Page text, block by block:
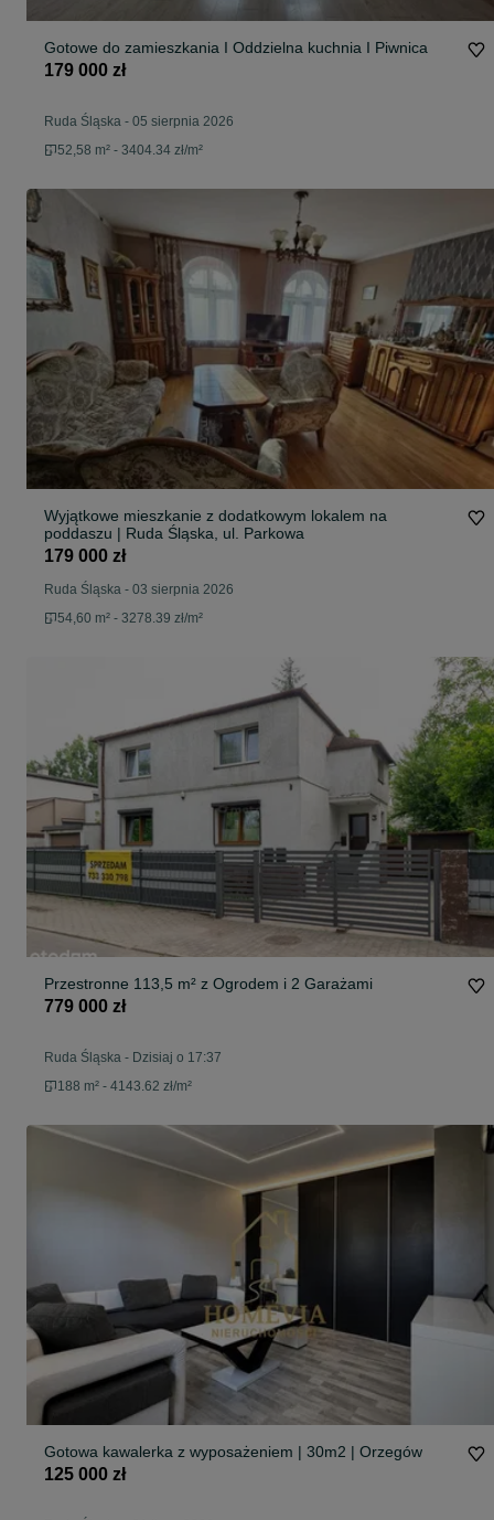
Gotowe do zamieszkania I Oddzielna kuchnia I Piwnica
179 000 zł
Ruda Śląska - 05 sierpnia 2026
52,58 m² - 3404.34 zł/m²
Wyjątkowe mieszkanie z dodatkowym lokalem na
poddaszu | Ruda Śląska, ul. Parkowa
179 000 zł
Ruda Śląska - 03 sierpnia 2026
54,60 m² - 3278.39 zł/m²
Przestronne 113,5 m² z Ogrodem i 2 Garażami
779 000 zł
Ruda Śląska - Dzisiaj o 17:37
188 m² - 4143.62 zł/m²
Gotowa kawalerka z wyposażeniem | 30m2 | Orzegów
125 000 zł